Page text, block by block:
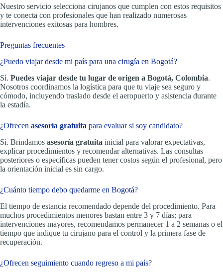
Nuestro servicio selecciona cirujanos que cumplen con estos requisitos
y te conecta con profesionales que han realizado numerosas
intervenciones exitosas para hombres.
Preguntas frecuentes
¿Puedo viajar desde mi país para una cirugía en Bogotá?
Sí. Puedes viajar desde tu lugar de origen a Bogotá, Colombia.
Nosotros coordinamos la logística para que tu viaje sea seguro y
cómodo, incluyendo traslado desde el aeropuerto y asistencia durante
la estadía.
¿Ofrecen asesoría gratuita para evaluar si soy candidato?
Sí. Brindamos asesoría gratuita inicial para valorar expectativas,
explicar procedimientos y recomendar alternativas. Las consultas
posteriores o específicas pueden tener costos según el profesional, pero
la orientación inicial es sin cargo.
¿Cuánto tiempo debo quedarme en Bogotá?
El tiempo de estancia recomendado depende del procedimiento. Para
muchos procedimientos menores bastan entre 3 y 7 días; para
intervenciones mayores, recomendamos permanecer 1 a 2 semanas o el
tiempo que indique tu cirujano para el control y la primera fase de
recuperación.
¿Ofrecen seguimiento cuando regreso a mi país?